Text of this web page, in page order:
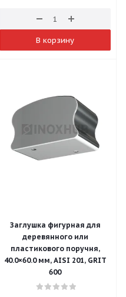
В корзину
Заглушка фигурная для
деревянного или
пластикового поручня,
40.0×60.0 мм, AISI 201, GRIT
600